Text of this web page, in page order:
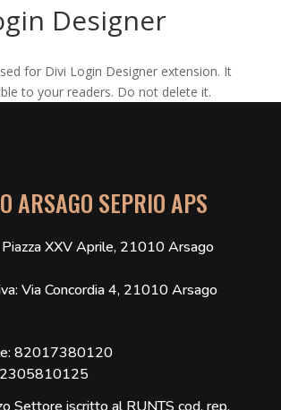
Designer
for Divi Login Designer extension. It
to your readers. Do not delete it.
ARSAGO SEPRIO APS
XXV Aprile, 21010 Arsago
Via Concordia 4, 21010 Arsago
82017380120